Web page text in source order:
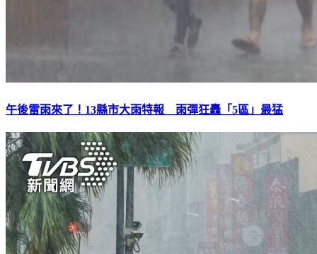
午後雷雨來了！13縣市大雨特報 雨彈狂轟「5區」最猛